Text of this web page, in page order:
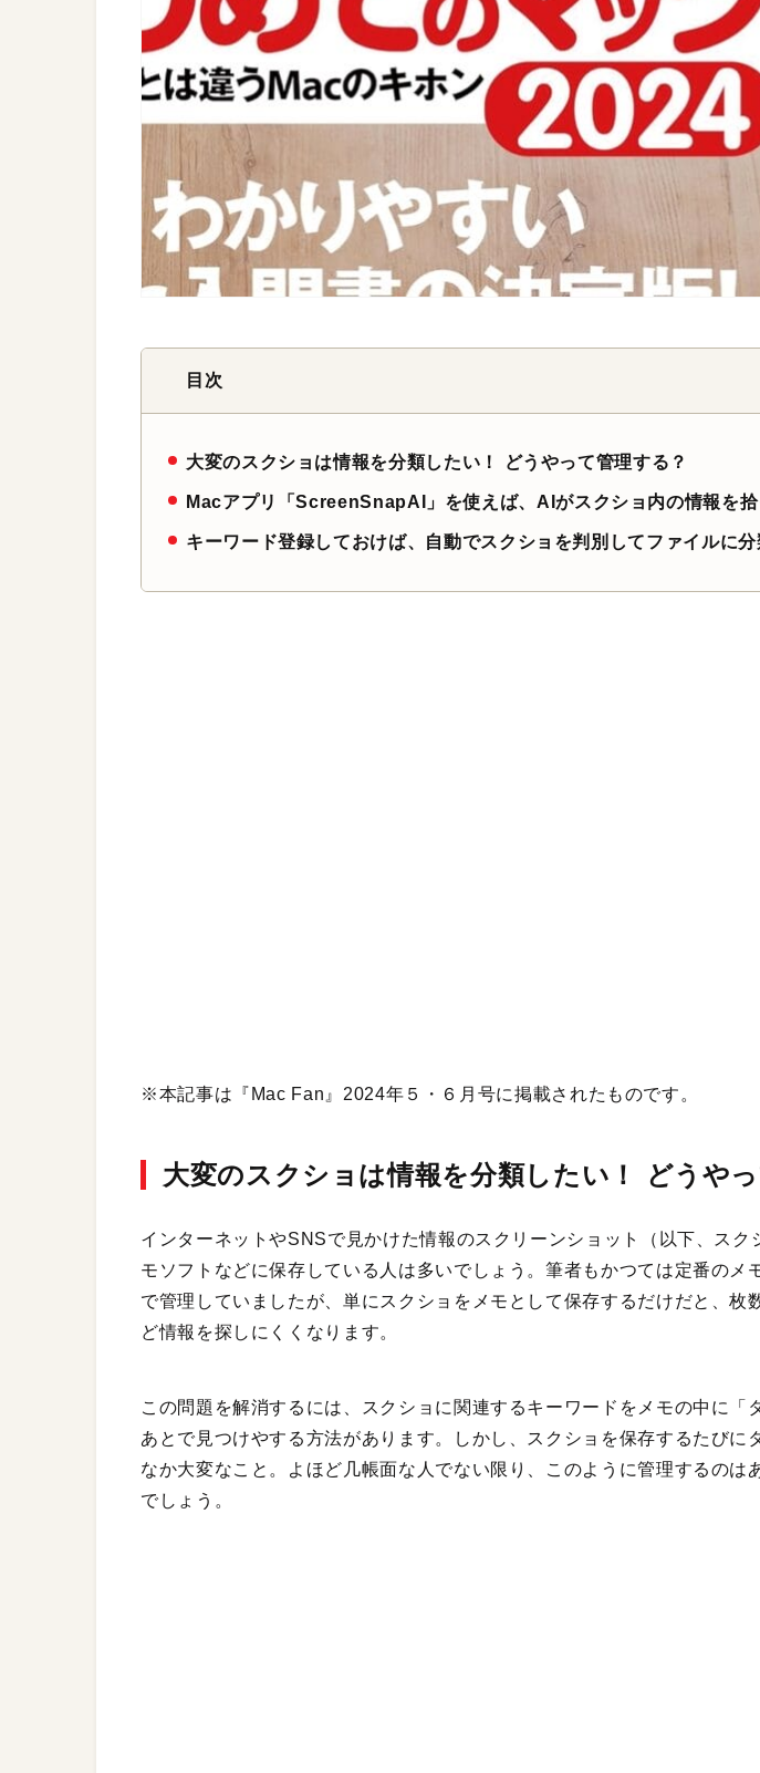
目次
大変のスクショは情報を分類したい！ どうやって管理する？
Macアプリ「ScreenSnapAI」を使えば、AIがスクショ内の情報を拾
キーワード登録しておけば、自動でスクショを判別してファイルに分
※本記事は『Mac Fan』2024年５・６月号に掲載されたものです。
大変のスクショは情報を分類したい！ どうや
インターネットやSNSで見かけた情報のスクリーンショット（以下、スク
モソフトなどに保存している人は多いでしょう。筆者もかつては定番のメ
で管理していましたが、単にスクショをメモとして保存するだけだと、枚
ど情報を探しにくくなります。
この問題を解消するには、スクショに関連するキーワードをメモの中に「
あとで見つけやする方法があります。しかし、スクショを保存するたびに
なか大変なこと。よほど几帳面な人でない限り、このように管理するのは
でしょう。